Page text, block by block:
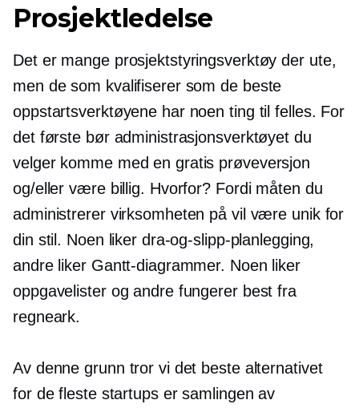
Prosjektledelse
Det er mange prosjektstyringsverktøy der ute,
men de som kvalifiserer som de beste
oppstartsverktøyene har noen ting til felles. For
det første bør administrasjonsverktøyet du
velger komme med en gratis prøveversjon
og/eller være billig. Hvorfor? Fordi måten du
administrerer virksomheten på vil være unik for
din stil. Noen liker dra-og-slipp-planlegging,
andre liker Gantt-diagrammer. Noen liker
oppgavelister og andre fungerer best fra
regneark.
Av denne grunn tror vi det beste alternativet
for de fleste startups er samlingen av